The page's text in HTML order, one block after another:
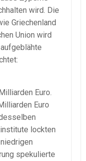
wird. Die
Griechenland
Union wird
Euro.
Euro
lockten
spekulierte